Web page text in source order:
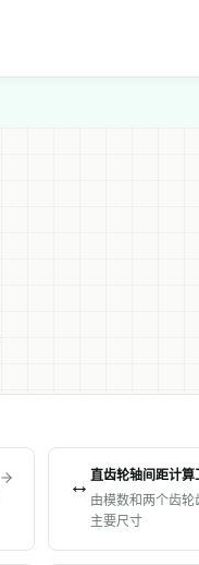
↔️ 直齿轮轴间距计算
由模数和两个齿
主要尺寸